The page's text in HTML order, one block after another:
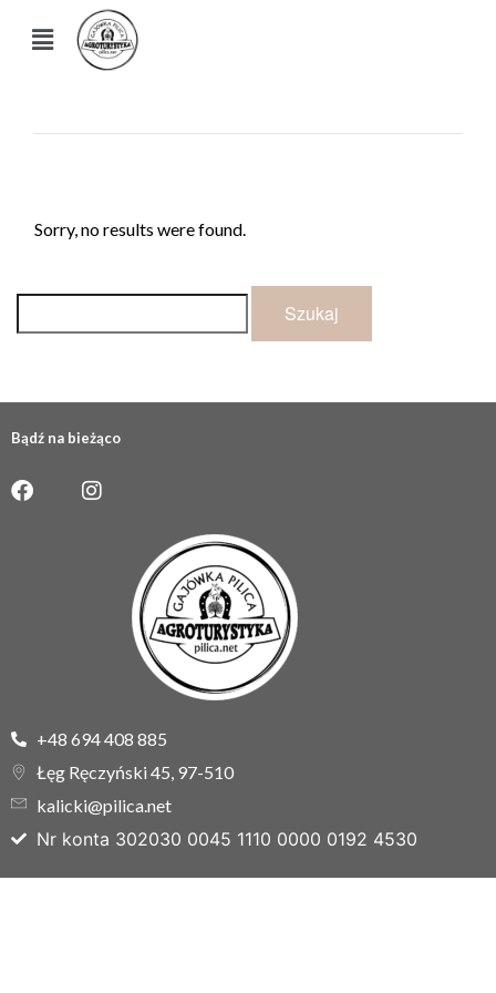
Sorry, no results were found.
Bądź na bieżąco
+48 694 408 885
Łęg Ręczyński 45, 97-510
kalicki@pilica.net
Nr konta 302030 0045 1110 0000 0192 4530